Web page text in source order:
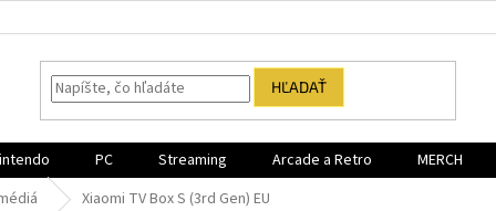
HĽADAŤ
PC Streaming Arcade a Retro MERCH
Xiaomi TV Box S (3rd Gen) EU